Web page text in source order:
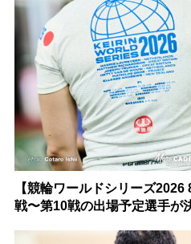
【競輪ワールドシリーズ
戦〜第10戦の出場予定選手が